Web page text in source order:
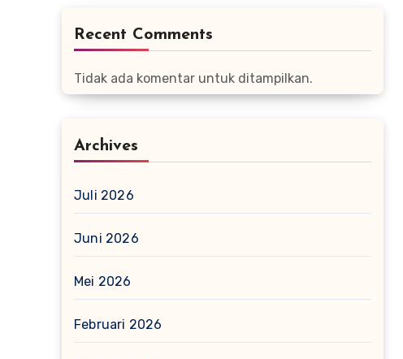
Recent Comments
Tidak ada komentar untuk ditampilkan.
Archives
Juli 2026
Juni 2026
Mei 2026
Februari 2026